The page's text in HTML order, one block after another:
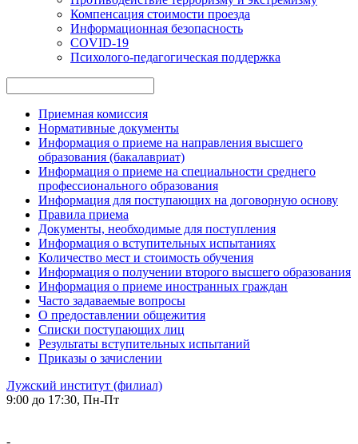
Компенсация стоимости проезда
Информационная безопасность
COVID-19
Психолого-педагогическая поддержка
Приемная комиссия
Нормативные документы
Информация о приеме на направления высшего
образования (бакалавриат)
Информация о приеме на специальности среднего
профессионального образования
Информация для поступающих на договорную основу
Правила приема
Документы, необходимые для поступления
Информация о вступительных испытаниях
Количество мест и стоимость обучения
Информация о получении второго высшего образования
Информация о приеме иностранных граждан
Часто задаваемые вопросы
О предоставлении общежития
Списки поступающих лиц
Результаты вступительных испытаний
Приказы о зачислении
Лужский институт (филиал)
9:00 до 17:30, Пн-Пт
-